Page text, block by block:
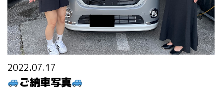
2022.07.17
ご納車写真